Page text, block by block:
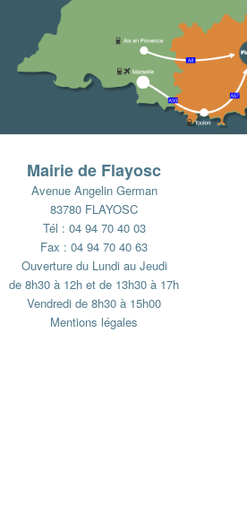
Mairie de Flayosc
Avenue Angelin German
83780 FLAYOSC
Tél : 04 94 70 40 03
Fax : 04 94 70 40 63
Ouverture du Lundi au Jeudi
de 8h30 à 12h et de 13h30 à 17h
Vendredi de 8h30 à 15h00
Mentions légales